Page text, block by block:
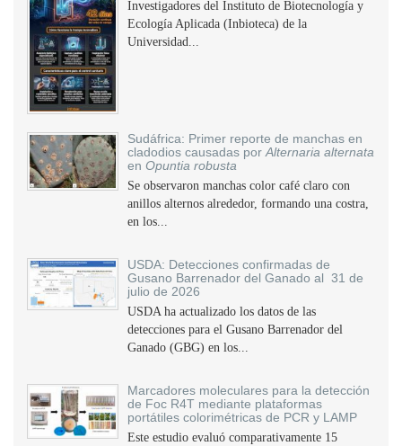
Investigadores del Instituto de Biotecnología y
Ecología Aplicada (Inbioteca) de la
Universidad...
Sudáfrica: Primer reporte de manchas en
cladodios causadas por Alternaria alternata
en Opuntia robusta
Se observaron manchas color café claro con
anillos alternos alrededor, formando una costra,
en los...
USDA: Detecciones confirmadas de
Gusano Barrenador del Ganado al 31 de
julio de 2026
USDA ha actualizado los datos de las
detecciones para el Gusano Barrenador del
Ganado (GBG) en los...
Marcadores moleculares para la detección
de Foc R4T mediante plataformas
portátiles colorimétricas de PCR y LAMP
Este estudio evaluó comparativamente 15